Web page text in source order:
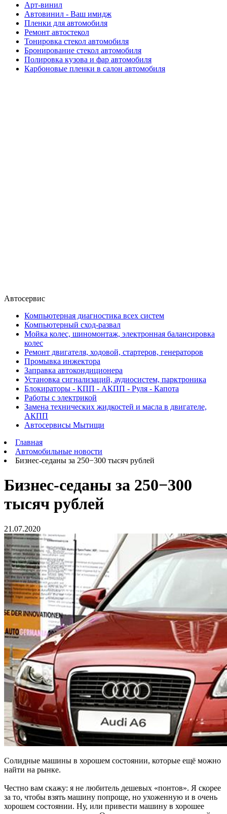
Арт-винил
Автовинил - Ваш имидж
Пленки для автомобиля
Ремонт автостекол
Тонировка стекол автомобиля
Бронирование стекол автомобиля
Полировка кузова и фар автомобиля
Карбоновые пленки в салон автомобиля
Автосервис
Компьютерная диагностика всех систем
Компьютерный сход-развал
Мойка колес, шиномонтаж, электронная балансировка
колес
Ремонт двигателя, ходовой, стартеров, генераторов
Промывка инжектора
Заправка автокондиционера
Установка сигнализаций, аудиосистем, парктроника
Блокираторы - КПП - АКПП - Руля - Капота
Работы с электрикой
Замена технических жидкостей и масла в двигателе,
АКПП
Автосервисы Мытищи
Главная
Автомобильные новости
Бизнес-седаны за 250−300 тысяч рублей
Бизнес-седаны за 250−300
тысяч рублей
21.07.2020
Солидные машины в хорошем состоянии, которые ещё можно
найти на рынке.
Честно вам скажу: я не любитель дешевых «понтов». Я скорее
за то, чтобы взять машину попроще, но ухоженную и в очень
хорошем состоянии. Ну, или привести машину в хорошее